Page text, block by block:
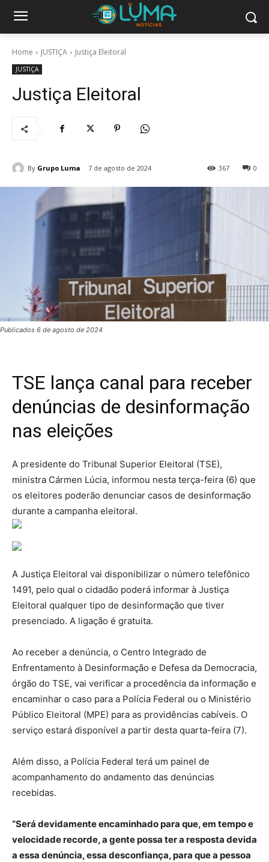
Home JUSTIÇA Justiça Eleitoral
JUSTIÇA
Justiça Eleitoral
By Grupo Luma 7 de agosto de 2024 0
367
Publicados 6 de agosto de 2024
TSE lança canal para receber
denúncias de desinformação
nas eleições
A presidente do Tribunal Superior Eleitoral (TSE),
ministra Cármen Lúcia, informou nesta terça-feira (6) que
os eleitores poderão denunciar casos de desinformação
durante a campanha eleitoral.
A Justiça Eleitoral vai disponibilizar o número telefônico
1491, pelo qual o cidadão poderá informar à Justiça
Eleitoral qualquer tipo de desinformação que tiver
presenciado. A ligação é gratuita.
Ao receber a denúncia, o Centro Integrado de
Enfrentamento à Desinformação e Defesa da Democracia,
órgão do TSE, vai verificar a procedência da informação e
encaminhar o caso para a Polícia Federal ou o Ministério
Público Eleitoral (MPE) para as providências cabíveis. O
serviço estará disponível a partir desta quarta-feira (7).
Além disso, a Polícia Federal terá um painel de
acompanhamento do andamento das denúncias
recebidas.
“Será devidamente encaminhado para que, em tempo e
velocidade recorde, a gente possa ter a resposta devida
a essa denúncia, essa desconfiança, para que a pessoa